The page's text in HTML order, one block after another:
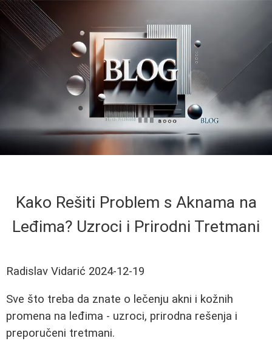
Kako Rešiti Problem s Aknama na
Leđima? Uzroci i Prirodni Tretmani
Radislav Vidarić 2024-12-19
Sve što treba da znate o lečenju akni i kožnih
promena na leđima - uzroci, prirodna rešenja i
preporučeni tretmani.